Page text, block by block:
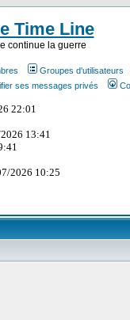
Time Line
continue la guerre
Groupes d'utilisateurs
ses messages privés